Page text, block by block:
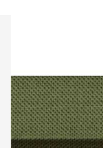
お役立ち情報
FAQ